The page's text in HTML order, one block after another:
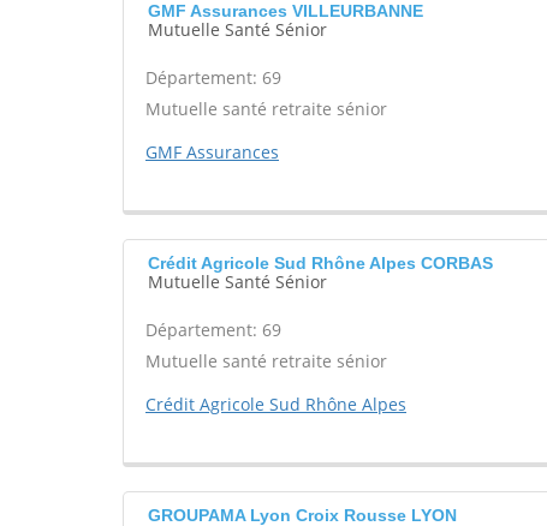
GMF Assurances VILLEURBANNE
Mutuelle Santé Sénior
Département: 69
Mutuelle santé retraite sénior
GMF Assurances
Crédit Agricole Sud Rhône Alpes CORBAS
Mutuelle Santé Sénior
Département: 69
Mutuelle santé retraite sénior
Crédit Agricole Sud Rhône Alpes
GROUPAMA Lyon Croix Rousse LYON